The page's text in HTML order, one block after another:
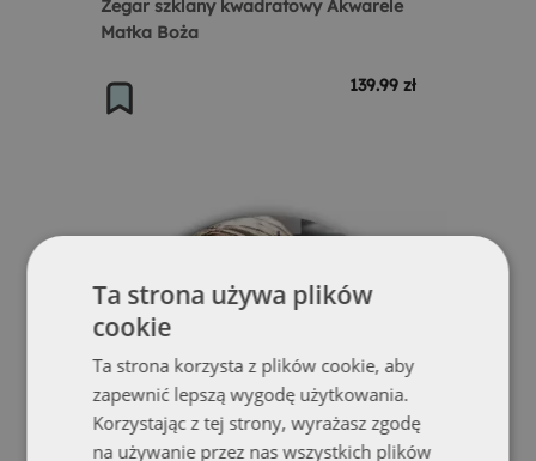
Zegar szklany kwadratowy Akwarele
Matka Boża
139.99 zł
Ta strona używa plików
cookie
Ta strona korzysta z plików cookie, aby
zapewnić lepszą wygodę użytkowania.
Korzystając z tej strony, wyrażasz zgodę
na używanie przez nas wszystkich plików